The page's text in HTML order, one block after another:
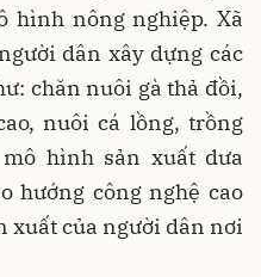
hình nông nghiệp. Xã
dân xây dựng các
chăn nuôi gà thả đồi,
nuôi cá lồng, trồng
hình sản xuất dưa
hướng công nghệ cao
xuất của người dân nơi